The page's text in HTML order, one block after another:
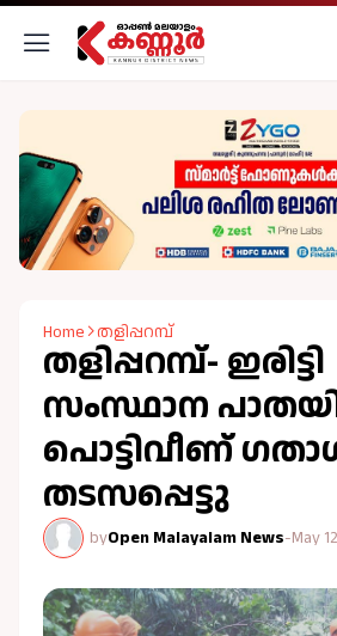
Home തളിപ്പറമ്പ്
തളിപ്പറമ്പ്- ഇരിട്ടി
സംസ്ഥാന
പൊട്ടിവീണ്
തടസപ്പെട്ടു
byOpen Malayalam News-May